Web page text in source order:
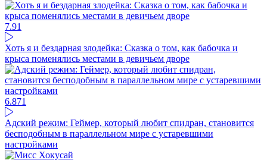
7.91
Хоть я и бездарная злодейка: Сказка о том, как бабочка и
крыса поменялись местами в девичьем дворе
6.871
Адский режим: Геймер, который любит спидран, становится
бесподобным в параллельном мире с устаревшими
настройками